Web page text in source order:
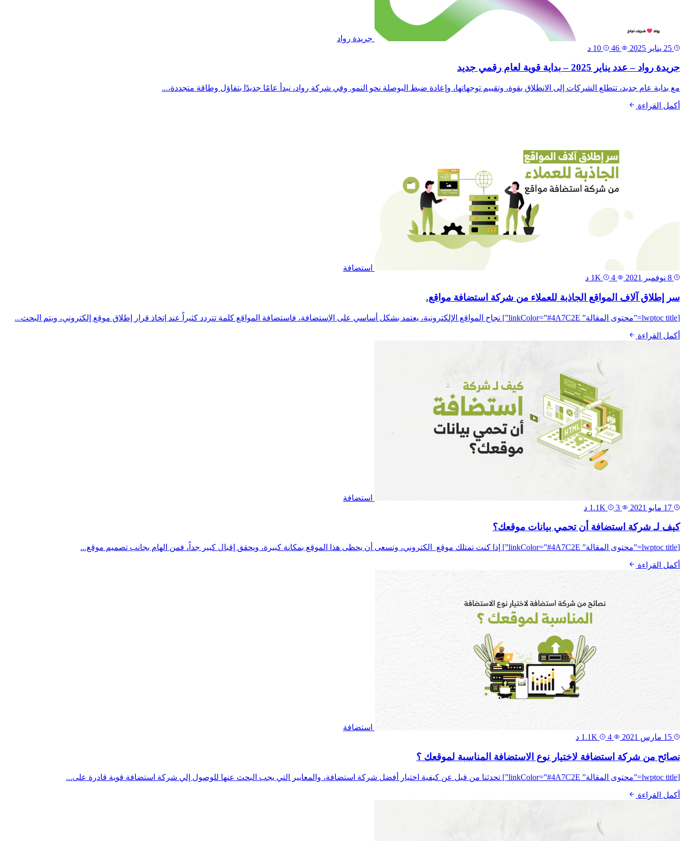
جريدة رواد
جريدة رواد – عدد يناير 2025 – بداية قوية لعام رقمي جديد
مع بداية عام جديد، تتطلع الشركات إلى الانطلاق بقوة، وتقييم توجهاتها، وإعادة ضبط البوصلة نحو النمو. وفي شركة رواد، نبدأ عامًا جديدًا بتفاؤل وطاقة متجددة،...
أكمل القراءة
استضافة
4 د
سر إطلاق آلاف المواقع الجاذبة للعملاء من شركة استضافة مواقع.
[lwptoc title=”محتوى المقالة” linkColor=”#4A7C2E”] نجاح المواقع الإلكترونية، يعتمد بشكل أساسي على الإستضافة، فاستضافة المواقع كلمة تتردد كثيراً عند إتخاذ قرار إطلاق موقع إلكتروني، ويتم البحث...
أكمل القراءة
استضافة
3 د
كيف لـ شركة استضافة أن تحمي بيانات موقعك؟
[lwptoc title=”محتوى المقالة” linkColor=”#4A7C2E”] إذا كنت تمتلك موقع الكتروني، وتسعى أن يحظى هذا الموقع بمكانة كبيرة، ويحقق إقبال كبير جداً، فمن الهام بجانب تصميم موقع...
أكمل القراءة
استضافة
4 د
نصائح من شركة استضافة لاختيار نوع الاستضافة المناسبة لموقعك ؟
[lwptoc title=”محتوى المقالة” linkColor=”#4A7C2E”] تحدثنا من قبل عن كيفية اختيار أفضل شركة استضافة، والمعايير التي يجب البحث عنها للوصول إلي شركة استضافة قوية قادرة على...
أكمل القراءة